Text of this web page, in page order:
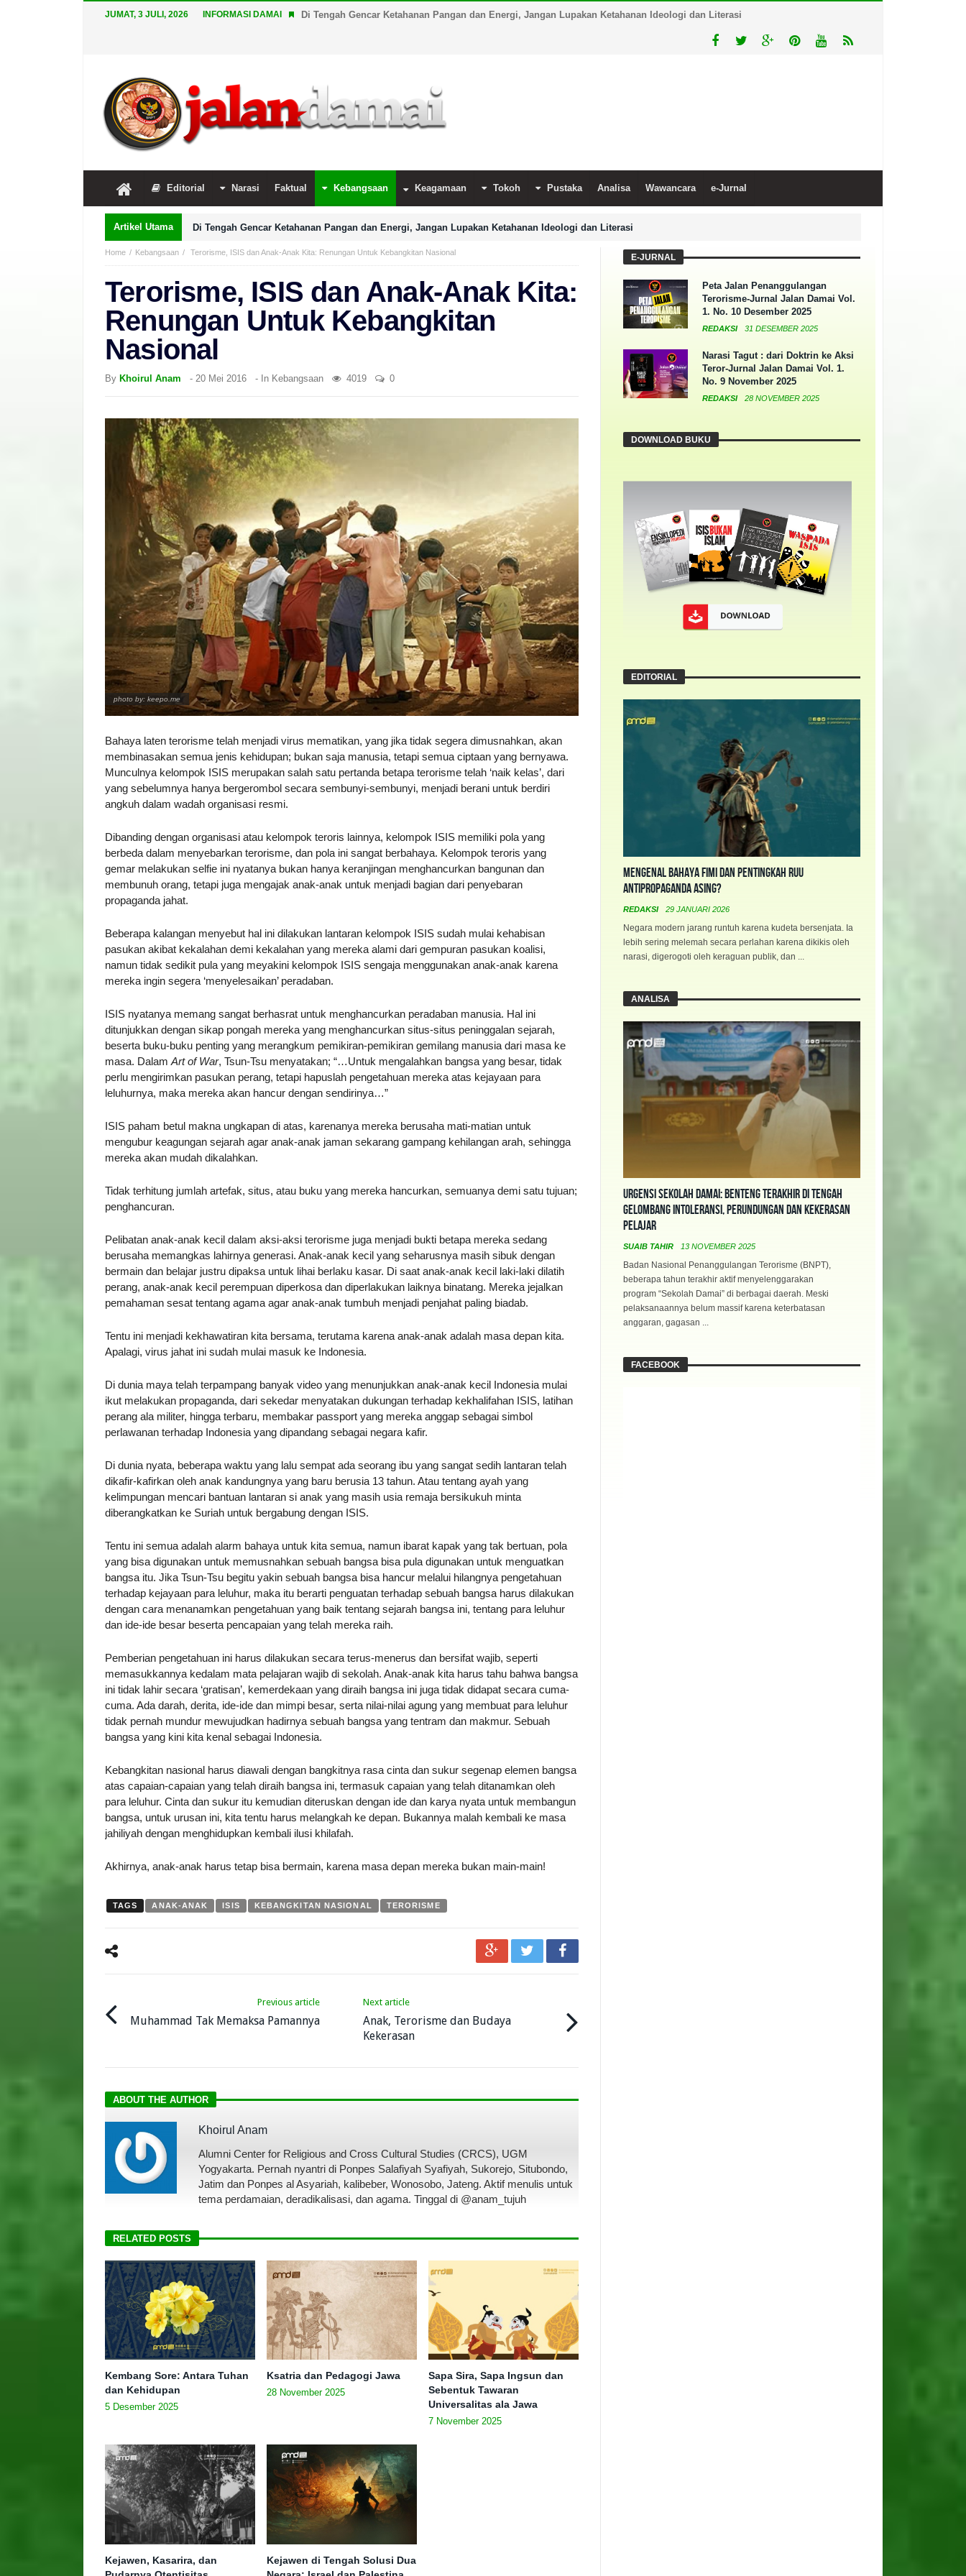
JUMAT, 3 JULI, 2026 INFORMASI DAMAI Di Tengah Gencar Ketahanan Pangan dan Energi, Jangan Lupakan Ketahanan Ideologi dan Literasi
Editorial Narasi Faktual Kebangsaan Keagamaan Tokoh Pustaka Analisa Wawancara e-Jurnal
Artikel Utama Di Tengah Gencar Ketahanan Pangan dan Energi, Jangan Lupakan Ketahanan Ideologi dan Literasi
Home Kebangsaan Terorisme, ISIS dan Anak-Anak Kita: Renungan Untuk Kebangkitan Nasional
Terorisme, ISIS dan Anak-Anak Kita:
Renungan Untuk Kebangkitan
Nasional
By Khoirul Anam - 20 Mei 2016 - In Kebangsaan 4019 0
photo by: keepo.me
Bahaya laten terorisme telah menjadi virus mematikan, yang jika tidak segera dimusnahkan, akan
membinasakan semua jenis kehidupan; bukan saja manusia, tetapi semua ciptaan yang bernyawa.
Munculnya kelompok ISIS merupakan salah satu pertanda betapa terorisme telah ‘naik kelas’, dari
yang sebelumnya hanya bergerombol secara sembunyi-sembunyi, menjadi berani untuk berdiri
angkuh dalam wadah organisasi resmi.
Dibanding dengan organisasi atau kelompok teroris lainnya, kelompok ISIS memiliki pola yang
berbeda dalam menyebarkan terorisme, dan pola ini sangat berbahaya. Kelompok teroris yang
gemar melakukan selfie ini nyatanya bukan hanya keranjingan menghancurkan bangunan dan
membunuh orang, tetapi juga mengajak anak-anak untuk menjadi bagian dari penyebaran
propaganda jahat.
Beberapa kalangan menyebut hal ini dilakukan lantaran kelompok ISIS sudah mulai kehabisan
pasukan akibat kekalahan demi kekalahan yang mereka alami dari gempuran pasukan koalisi,
namun tidak sedikit pula yang meyakini kelompok ISIS sengaja menggunakan anak-anak karena
mereka ingin segera ‘menyelesaikan’ peradaban.
ISIS nyatanya memang sangat berhasrat untuk menghancurkan peradaban manusia. Hal ini
ditunjukkan dengan sikap pongah mereka yang menghancurkan situs-situs peninggalan sejarah,
beserta buku-buku penting yang merangkum pemikiran-pemikiran gemilang manusia dari masa ke
masa. Dalam Art of War, Tsun-Tsu menyatakan; “…Untuk mengalahkan bangsa yang besar, tidak
perlu mengirimkan pasukan perang, tetapi hapuslah pengetahuan mereka atas kejayaan para
leluhurnya, maka mereka akan hancur dengan sendirinya…”
ISIS paham betul makna ungkapan di atas, karenanya mereka berusaha mati-matian untuk
mengubur keagungan sejarah agar anak-anak jaman sekarang gampang kehilangan arah, sehingga
mereka akan mudah dikalahkan.
Tidak terhitung jumlah artefak, situs, atau buku yang mereka hancurkan, semuanya demi satu tujuan;
penghancuran.
Pelibatan anak-anak kecil dalam aksi-aksi terorisme juga menjadi bukti betapa mereka sedang
berusaha memangkas lahirnya generasi. Anak-anak kecil yang seharusnya masih sibuk dengan
bermain dan belajar justru dipaksa untuk lihai berlaku kasar. Di saat anak-anak kecil laki-laki dilatih
perang, anak-anak kecil perempuan diperkosa dan diperlakukan laiknya binatang. Mereka jejalkan
pemahaman sesat tentang agama agar anak-anak tumbuh menjadi penjahat paling biadab.
Tentu ini menjadi kekhawatiran kita bersama, terutama karena anak-anak adalah masa depan kita.
Apalagi, virus jahat ini sudah mulai masuk ke Indonesia.
Di dunia maya telah terpampang banyak video yang menunjukkan anak-anak kecil Indonesia mulai
ikut melakukan propaganda, dari sekedar menyatakan dukungan terhadap kekhalifahan ISIS, latihan
perang ala militer, hingga terbaru, membakar passport yang mereka anggap sebagai simbol
perlawanan terhadap Indonesia yang dipandang sebagai negara kafir.
Di dunia nyata, beberapa waktu yang lalu sempat ada seorang ibu yang sangat sedih lantaran telah
dikafir-kafirkan oleh anak kandungnya yang baru berusia 13 tahun. Atau tentang ayah yang
kelimpungan mencari bantuan lantaran si anak yang masih usia remaja bersikukuh minta
diberangkatkan ke Suriah untuk bergabung dengan ISIS.
Tentu ini semua adalah alarm bahaya untuk kita semua, namun ibarat kapak yang tak bertuan, pola
yang bisa digunakan untuk memusnahkan sebuah bangsa bisa pula digunakan untuk menguatkan
bangsa itu. Jika Tsun-Tsu begitu yakin sebuah bangsa bisa hancur melalui hilangnya pengetahuan
terhadap kejayaan para leluhur, maka itu berarti penguatan terhadap sebuah bangsa harus dilakukan
dengan cara menanamkan pengetahuan yang baik tentang sejarah bangsa ini, tentang para leluhur
dan ide-ide besar beserta pencapaian yang telah mereka raih.
Pemberian pengetahuan ini harus dilakukan secara terus-menerus dan bersifat wajib, seperti
memasukkannya kedalam mata pelajaran wajib di sekolah. Anak-anak kita harus tahu bahwa bangsa
ini tidak lahir secara ‘gratisan’, kemerdekaan yang diraih bangsa ini juga tidak didapat secara cuma-
cuma. Ada darah, derita, ide-ide dan mimpi besar, serta nilai-nilai agung yang membuat para leluhur
tidak pernah mundur mewujudkan hadirnya sebuah bangsa yang tentram dan makmur. Sebuah
bangsa yang kini kita kenal sebagai Indonesia.
Kebangkitan nasional harus diawali dengan bangkitnya rasa cinta dan sukur segenap elemen bangsa
atas capaian-capaian yang telah diraih bangsa ini, termasuk capaian yang telah ditanamkan oleh
para leluhur. Cinta dan sukur itu kemudian diteruskan dengan ide dan karya nyata untuk membangun
bangsa, untuk urusan ini, kita tentu harus melangkah ke depan. Bukannya malah kembali ke masa
jahiliyah dengan menghidupkan kembali ilusi khilafah.
Akhirnya, anak-anak harus tetap bisa bermain, karena masa depan mereka bukan main-main!
TAGS ANAK-ANAK ISIS KEBANGKITAN NASIONAL TERORISME
Previous article
Muhammad Tak Memaksa Pamannya
Next article
Anak, Terorisme dan Budaya
Kekerasan
ABOUT THE AUTHOR
Khoirul Anam
Alumni Center for Religious and Cross Cultural Studies (CRCS), UGM
Yogyakarta. Pernah nyantri di Ponpes Salafiyah Syafiyah, Sukorejo, Situbondo,
Jatim dan Ponpes al Asyariah, kalibeber, Wonosobo, Jateng. Aktif menulis untuk
tema perdamaian, deradikalisasi, dan agama. Tinggal di @anam_tujuh
RELATED POSTS
Kembang Sore: Antara Tuhan
dan Kehidupan
5 Desember 2025
Ksatria dan Pedagogi Jawa
28 November 2025
Sapa Sira, Sapa Ingsun dan
Sebentuk Tawaran
Universalitas ala Jawa
7 November 2025
Kejawen, Kasarira, dan
Kejawen di Tengah Solusi Dua
E-JURNAL
Peta Jalan Penanggulangan
Terorisme-Jurnal Jalan Damai Vol.
1. No. 10 Desember 2025
REDAKSI 31 DESEMBER 2025
Narasi Tagut : dari Doktrin ke Aksi
Teror-Jurnal Jalan Damai Vol. 1.
No. 9 November 2025
REDAKSI 28 NOVEMBER 2025
DOWNLOAD BUKU
EDITORIAL
Mengenal Bahaya FIMI dan Pentingkah RUU
Antipropaganda Asing?
REDAKSI 29 JANUARI 2026
Negara modern jarang runtuh karena kudeta bersenjata. Ia
lebih sering melemah secara perlahan karena dikikis oleh
narasi, digerogoti oleh keraguan publik, dan ...
ANALISA
Urgensi Sekolah Damai: Benteng Terakhir di Tengah
Gelombang Intoleransi, Perundungan dan Kekerasan
Pelajar
SUAIB TAHIR 13 NOVEMBER 2025
Badan Nasional Penanggulangan Terorisme (BNPT),
beberapa tahun terakhir aktif menyelenggarakan
program “Sekolah Damai” di berbagai daerah. Meski
pelaksanaannya belum massif karena keterbatasan
anggaran, gagasan ...
FACEBOOK